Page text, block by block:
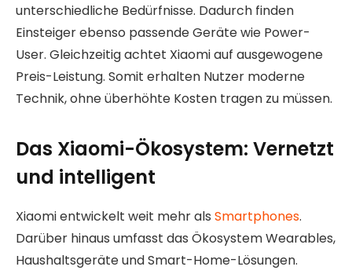
unterschiedliche Bedürfnisse. Dadurch finden
Einsteiger ebenso passende Geräte wie Power-
User. Gleichzeitig achtet Xiaomi auf ausgewogene
Preis-Leistung. Somit erhalten Nutzer moderne
Technik, ohne überhöhte Kosten tragen zu müssen.
Das Xiaomi-Ökosystem: Vernetzt
und intelligent
Xiaomi entwickelt weit mehr als Smartphones.
Darüber hinaus umfasst das Ökosystem Wearables,
Haushaltsgeräte und Smart-Home-Lösungen.